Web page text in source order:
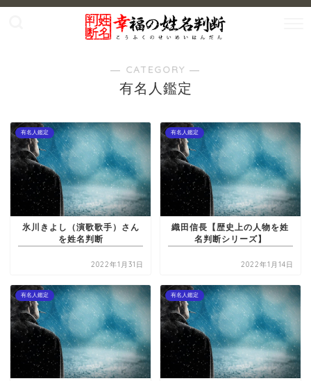
― CATEGORY ―
有名人鑑定
有名人鑑定
氷川きよし（演歌歌手）さん
を姓名判断
2022年1月31日
有名人鑑定
織田信長【歴史上の人物を姓
名判断シリーズ】
2022年1月14日
有名人鑑定 有名人鑑定